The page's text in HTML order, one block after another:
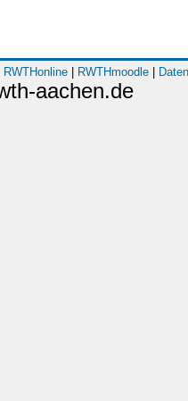
RWTHonline RWTHmoodle
aachen.de